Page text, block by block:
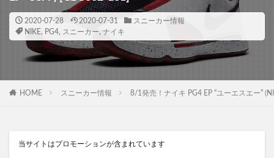
2020-07-28 2020-07-31
スニーカー情報
NIKE, PG4, スニーカー, ナイキ
HOME スニーカー情報 8/1発売！ナイキ PG4 EP “ユーエスエー”
当サイトはプロモーションが含まれています